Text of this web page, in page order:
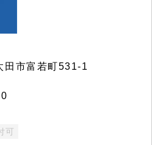
市富若町531-1
可